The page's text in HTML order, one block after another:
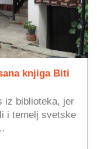
knjiga Biti
iz biblioteka, jer
i temelj svetske